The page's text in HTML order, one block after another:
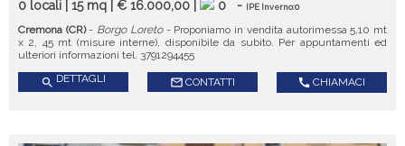
0 locali | 15 mq | € 16.000,00 | 0 - IPE Inverno:0
Cremona (CR)- Borgo Loreto- Proponiamo in vendita autorimessa 5,10 mt
x 2, 45 mt (misure interne), disponibile da subito. Per appuntamenti ed
ulteriori informazioni tel. 3791294455
search DETTAGLI mail_outline CONTATTI call CHIAMACI